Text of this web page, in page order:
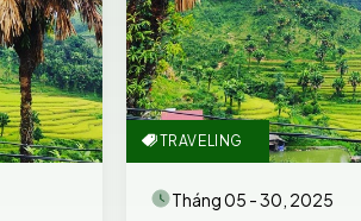
TRAVELING
Tháng 05 - 30, 2025